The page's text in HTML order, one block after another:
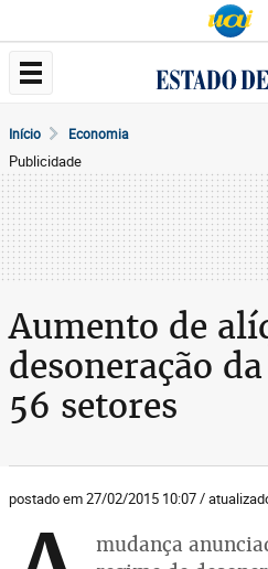
Início Economia
Publicidade
Aumento de
desoneração
56 setores
postado em 27/02/2015 10:07 /
mudança